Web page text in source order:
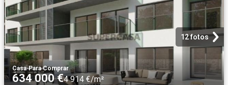
12 fotos
Casa·Para Comprar
634 000 €4 914 €/m²